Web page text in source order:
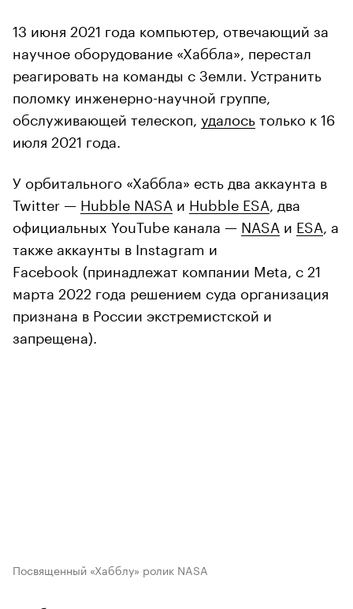
13 июня 2021 года компьютер, отвечающий за
научное оборудование «Хаббла», перестал
реагировать на команды с Земли. Устранить
поломку инженерно-научной группе,
обслуживающей телескоп, удалосьтолько к 16
июля 2021 года.
У орбитального «Хаббла» есть два аккаунта в
Twitter — Hubble NASA и Hubble ESA , два
официальных YouTube канала — NASA и ESA , а
также аккаунты в Instagram и
Facebook (принадлежат компании Meta, с 21
марта 2022 года решением суда организация
признана в России экстремистской и
запрещена).
Посвященный «Хабблу» ролик NASA